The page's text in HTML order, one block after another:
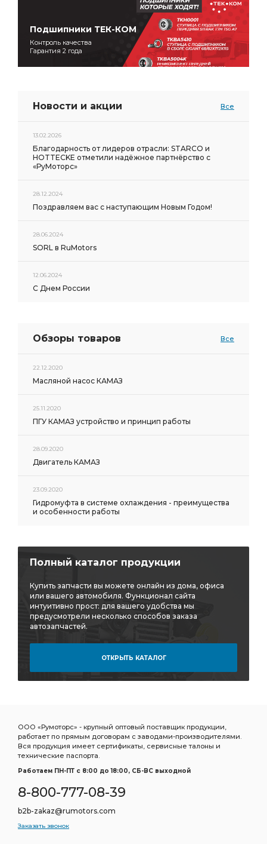
Подшипники ТЕК-КОМ
Контроль качества
Гарантия 2 года
Новости и акции Все
13.02.2026
Благодарность от лидеров отрасли: STARCO и
HOTTECKE отметили надёжное партнёрство с
«РуМоторс»
28.12.2024
Поздравляем вас с наступающим Новым Годом!
28.06.2024
SORL в RuMotors
12.06.2024
С Днем России
Обзоры товаров Все
22.12.2020
Масляной насос КАМАЗ
25.11.2020
ПГУ КАМАЗ устройство и принцип работы
28.09.2020
Двигатель КАМАЗ
23.09.2020
Гидромуфта в системе охлаждения - преимущества
и особенности работы
Полный каталог продукции
Купить запчасти вы можете онлайн из дома, офиса
или вашего автомобиля. Функционал сайта
интуитивно прост: для вашего удобства мы
предусмотрели несколько способов заказа
автозапчастей.
ОТКРЫТЬ КАТАЛОГ
ООО «Румоторс» - крупный оптовый поставщик продукции,
работает по прямым договорам с заводами-производителями.
Вся продукция имеет сертификаты, сервисные талоны и
технические паспорта.
Работаем ПН-ПТ c 8:00 до 18:00, СБ-ВС выходной
8-800-777-08-39
b2b-zakaz@rumotors.com
Заказать звонок